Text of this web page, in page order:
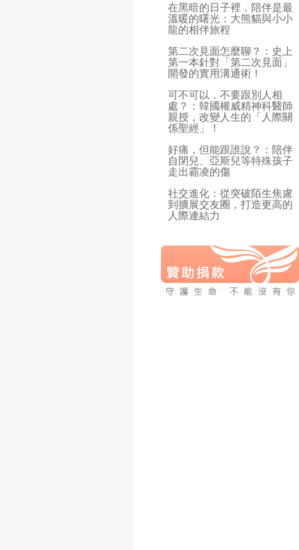
在黑暗的日子裡，陪伴是最
溫暖的曙光：大熊貓與小小
龍的相伴旅程
第二次見面怎麼聊？：史上
第一本針對「第二次見面」
開發的實用溝通術！
可不可以，不要跟別人相
處？：韓國權威精神科醫師
親授，改變人生的「人際關
係聖經」！
好痛，但能跟誰說？：陪伴
自閉兒、亞斯兒等特殊孩子
走出霸凌的傷
社交進化：從突破陌生焦慮
到擴展交友圈，打造更高的
人際連結力